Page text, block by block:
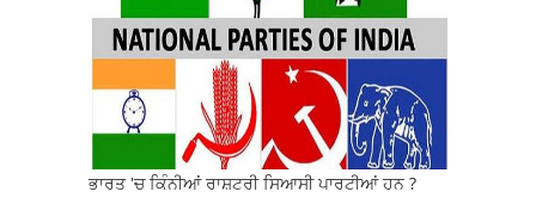
ਭਾਰਤ 'ਚ ਕਿੰਨੀਆਂ ਰਾਸ਼ਟਰੀ ਸਿਆਸੀ ਪਾਰਟੀਆਂ ਹਨ ?